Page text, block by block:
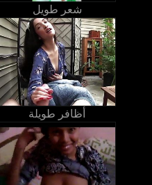
شعر طويل
أظافر طويلة